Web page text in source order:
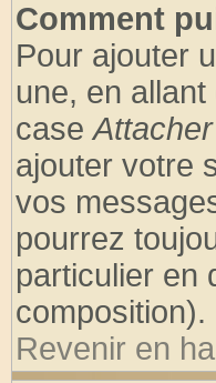
Comment
Pour ajouter
une, en
case
ajouter votre
vos
pourrez
particulier en
composition).
Revenir en